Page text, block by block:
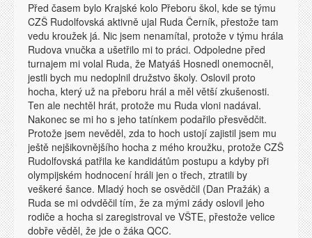
Před časem bylo Krajské kolo Přeboru škol, kde se týmu
CZŠ Rudolfovská aktivně ujal Ruda Černík, přestože tam
vedu kroužek já. Nic jsem nenamítal, protože v týmu hrála
Rudova vnučka a ušetřilo mi to práci. Odpoledne před
turnajem mi volal Ruda, že Matyáš Hosnedl onemocněl,
jestli bych mu nedoplnil družstvo školy. Oslovil proto
hocha, který už na přeboru hrál a měl větší zkušenosti.
Ten ale nechtěl hrát, protože mu Ruda vloni nadával.
Nakonec se mi ho s jeho tatínkem podařilo přesvědčit.
Protože jsem nevěděl, zda to hoch ustojí zajistil jsem mu
ještě nejšikovnějšího hocha z mého kroužku, protože CZŠ
Rudolfovská patřila ke kandidátům postupu a kdyby při
olympijském hodnocení hráli jen o třech, ztratili by
veškeré šance. Mladý hoch se osvědčil (Dan Pražák) a
Ruda se mi odvděčil tím, že za mými zády oslovil jeho
rodiče a hocha si zaregistroval ve VŠTE, přestože velice
dobře věděl, že jde o žáka QCC.